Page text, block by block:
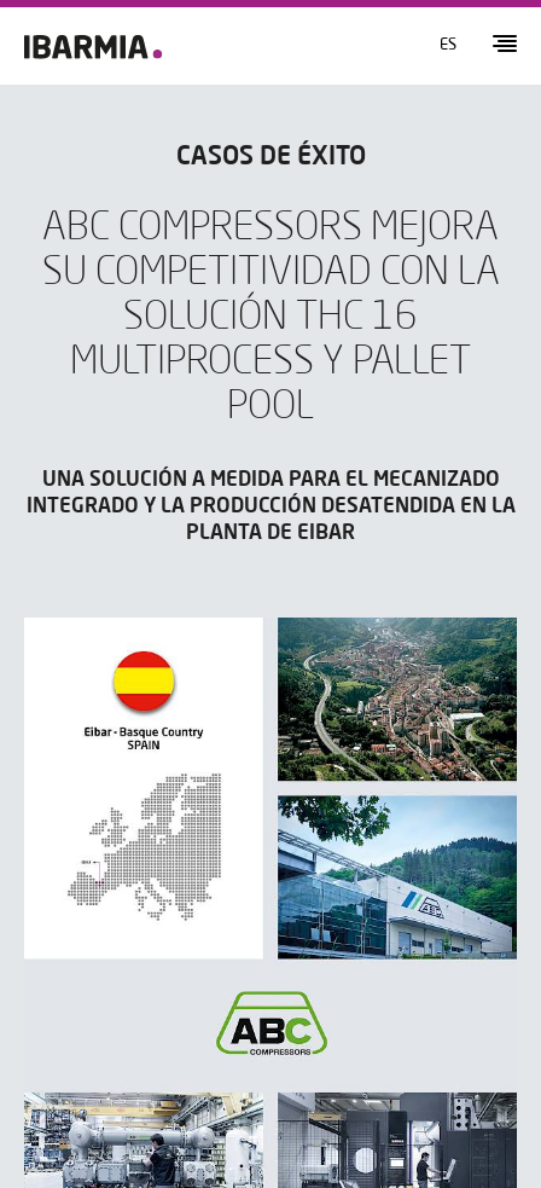
ES
CASOS DE ÉXITO
ABC COMPRESSORS MEJORA
SU COMPETITIVIDAD CON LA
SOLUCIÓN THC 16
MULTIPROCESS Y PALLET
POOL
UNA SOLUCIÓN A MEDIDA PARA EL MECANIZADO
INTEGRADO Y LA PRODUCCIÓN DESATENDIDA EN LA
PLANTA DE EIBAR